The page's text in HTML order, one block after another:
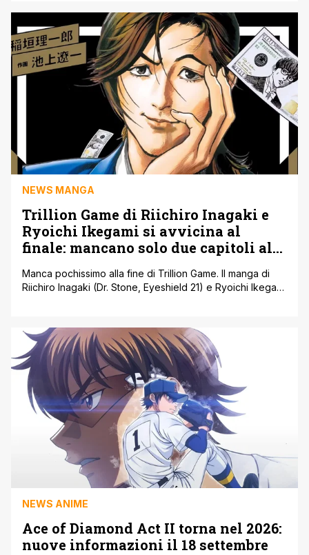
dell’avventura di Frieren e del suo gruppo, ma soprattutto
svela l’ending della stagione: The [']
NEWS MANGA
Trillion Game di Riichiro Inagaki e
Ryoichi Ikegami si avvicina al
finale: mancano solo due capitoli alla
Manca pochissimo alla fine di Trillion Game. Il manga di
Riichiro Inagaki (Dr. Stone, Eyeshield 21) e Ryoichi Ikegami
Superior, la rivista che lo pubblica dal 2020, e ha colpito
parecchi fan che seguono la serie fin dagli [']
NEWS ANIME
Ace of Diamond Act II torna nel 2026:
nuove informazioni il 18 settembre